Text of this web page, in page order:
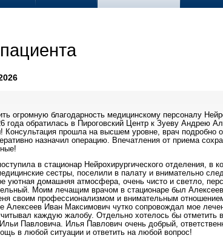
огромную благодарность медицинскому персоналу
года обратилась в Пироговский Центр к Зуеву Андрею
Консультация прошла на высшем уровне, врач подробно
назначил операцию. Впечатления от приема
в стационар Нейрохирургического отделения, в
сестры, поселили в палату и внимательно
уютная домашняя атмосфера, очень чисто и светло,
Моим лечащим врачом в стационаре был
своим профессионализмом и внимательным
Алексеев Иван Максимович чутко сопровождал мое
каждую жалобу. Отдельно хотелось бы отметить
Павловича. Илья Павлович очень добрый,
в любой ситуации и ответить на любой вопрос!